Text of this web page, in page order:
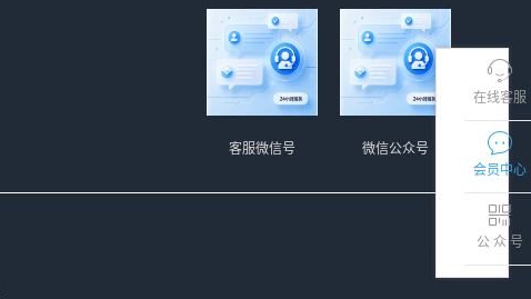
在线客服
会员中心
公 众 号
微信公众号
客服微信号